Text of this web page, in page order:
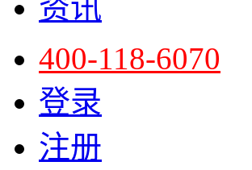
资讯
400-118-6070
登录
注册